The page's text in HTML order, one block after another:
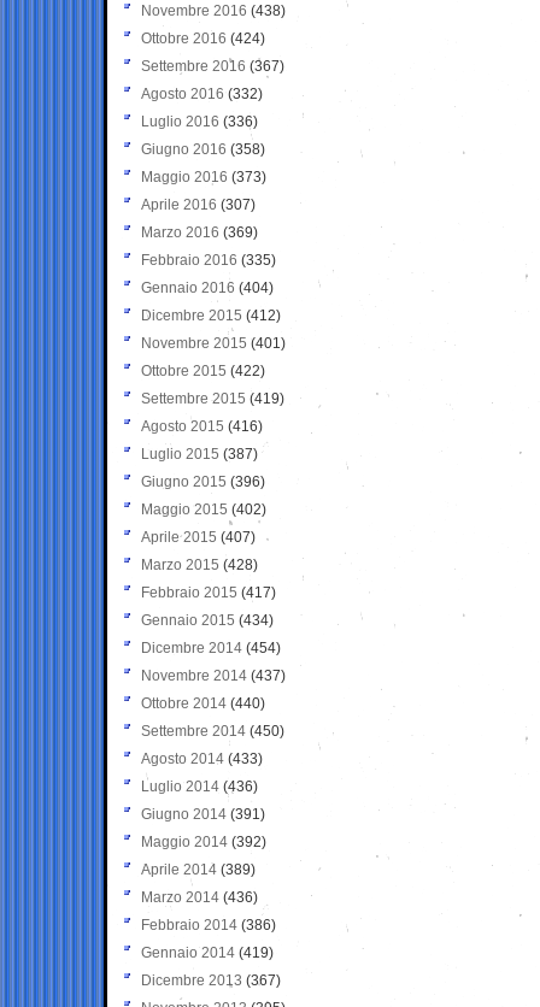
Novembre 2016 (438)
Ottobre 2016 (424)
Settembre 2016 (367)
Agosto 2016 (332)
Luglio 2016 (336)
Giugno 2016 (358)
Maggio 2016 (373)
Aprile 2016 (307)
Marzo 2016 (369)
Febbraio 2016 (335)
Gennaio 2016 (404)
Dicembre 2015 (412)
Novembre 2015 (401)
Ottobre 2015 (422)
Settembre 2015 (419)
Agosto 2015 (416)
Luglio 2015 (387)
Giugno 2015 (396)
Maggio 2015 (402)
Aprile 2015 (407)
Marzo 2015 (428)
Febbraio 2015 (417)
Gennaio 2015 (434)
Dicembre 2014 (454)
Novembre 2014 (437)
Ottobre 2014 (440)
Settembre 2014 (450)
Agosto 2014 (433)
Luglio 2014 (436)
Giugno 2014 (391)
Maggio 2014 (392)
Aprile 2014 (389)
Marzo 2014 (436)
Febbraio 2014 (386)
Gennaio 2014 (419)
Dicembre 2013 (367)